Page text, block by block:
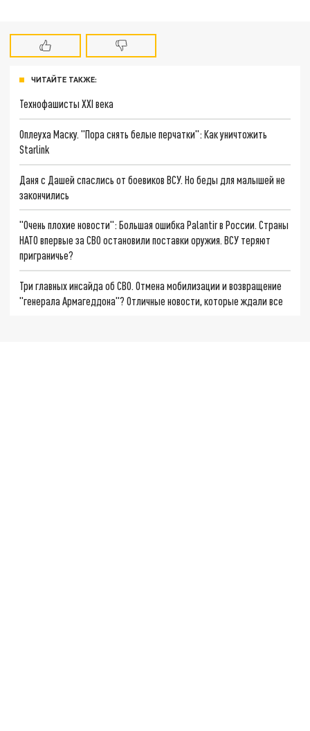
ЧИТАЙТЕ ТАКЖЕ:
Технофашисты XXI века
Оплеуха Маску. "Пора снять белые перчатки": Как уничтожить
Starlink
Даня с Дашей спаслись от боевиков ВСУ. Но беды для малышей не
закончились
"Очень плохие новости": Большая ошибка Palantir в России. Страны
НАТО впервые за СВО остановили поставки оружия. ВСУ теряют
приграничье?
Три главных инсайда об СВО. Отмена мобилизации и возвращение
"генерала Армагеддона"? Отличные новости, которые ждали все